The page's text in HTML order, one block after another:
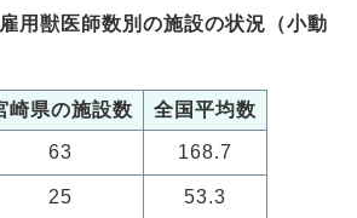
用獣医師数別の施設の状況（小動
崎県の施設数 全国平均数
63 168.7
25 53.3